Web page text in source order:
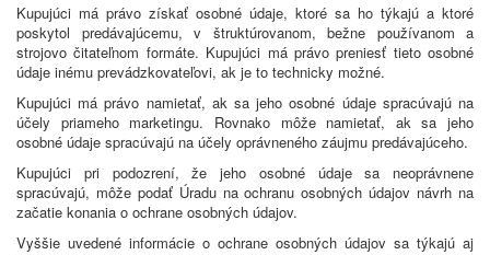
Kupujúci má právo získať osobné údaje, ktoré sa ho týkajú a ktoré
poskytol predávajúcemu, v štruktúrovanom, bežne používanom a
strojovo čitateľnom formáte. Kupujúci má právo preniesť tieto osobné
údaje inému prevádzkovateľovi, ak je to technicky možné.
Kupujúci má právo namietať, ak sa jeho osobné údaje spracúvajú na
účely priameho marketingu. Rovnako môže namietať, ak sa jeho
osobné údaje spracúvajú na účely oprávneného záujmu predávajúceho.
Kupujúci pri podozrení, že jeho osobné údaje sa neoprávnene
spracúvajú, môže podať Úradu na ochranu osobných údajov návrh na
začatie konania o ochrane osobných údajov.
Vyššie uvedené informácie o ochrane osobných údajov sa týkajú aj